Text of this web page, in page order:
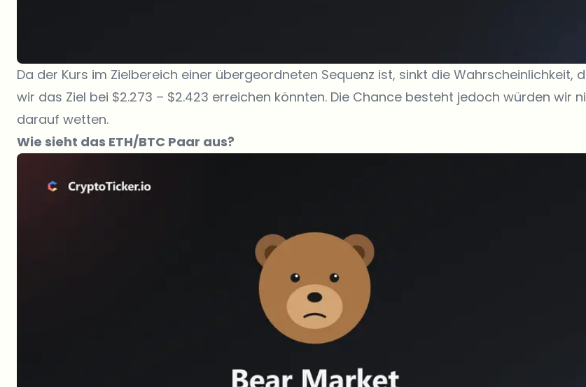
Da der Kurs im Zielbereich einer übergeordneten Sequenz ist, sinkt die Wahrscheinlichkeit,
wir das Ziel bei $2.273 – $2.423 erreichen könnten. Die Chance besteht jedoch würden wir
darauf wetten.
Wie sieht das ETH/BTC Paar aus?